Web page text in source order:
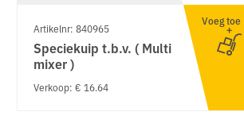
Artikelnr: 840965
Speciekuip t.b.v. ( Multi
mixer )
Verkoop: € 16.64
Voeg toe